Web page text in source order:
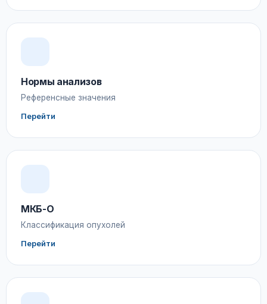
Нормы анализов
Референсные значения
Перейти
МКБ-О
Классификация опухолей
Перейти